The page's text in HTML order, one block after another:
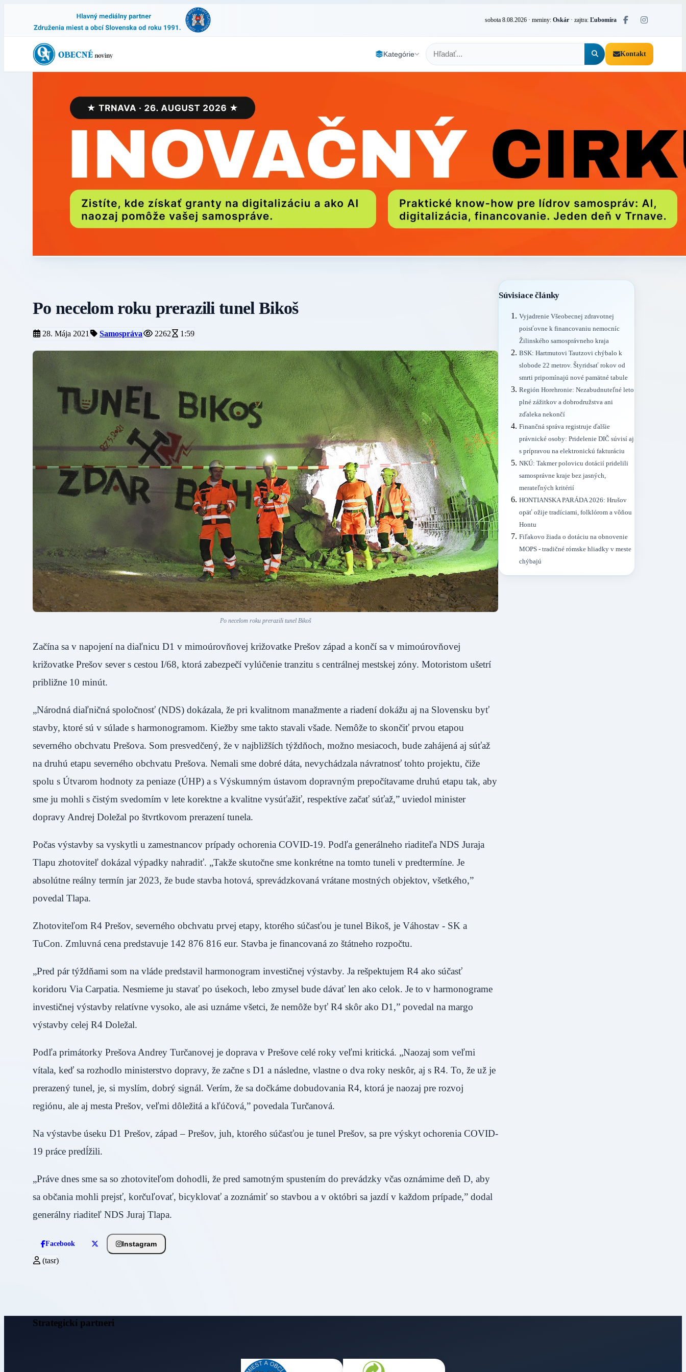
sobota 8.08.2026 · meniny: Oskár · zajtra: Ľubomíra
Kategórie Kontakt
Po necelom roku prerazili tunel Bikoš
28. Mája 2021 Samospráva 2262 1:59
Po necelom roku prerazili tunel Bikoš
Začína sa v napojení na diaľnicu D1 v mimoúrovňovej križovatke Prešov západ a končí sa v mimoúrovňovej
križovatke Prešov sever s cestou I/68, ktorá zabezpečí vylúčenie tranzitu s centrálnej mestskej zóny. Motoristom ušetrí
približne 10 minút.
„Národná diaľničná spoločnosť (NDS) dokázala, že pri kvalitnom manažmente a riadení dokážu aj na Slovensku byť
stavby, ktoré sú v súlade s harmonogramom. Kiežby sme takto stavali všade. Nemôže to skončiť prvou etapou
severného obchvatu Prešova. Som presvedčený, že v najbližších týždňoch, možno mesiacoch, bude zahájená aj súťaž
na druhú etapu severného obchvatu Prešova. Nemali sme dobré dáta, nevychádzala návratnosť tohto projektu, čiže
spolu s Útvarom hodnoty za peniaze (ÚHP) a s Výskumným ústavom dopravným prepočítavame druhú etapu tak, aby
sme ju mohli s čistým svedomím v lete korektne a kvalitne vysúťažiť, respektíve začať súťaž,” uviedol minister
dopravy Andrej Doležal po štvrtkovom prerazení tunela.
Počas výstavby sa vyskytli u zamestnancov prípady ochorenia COVID-19. Podľa generálneho riaditeľa NDS Juraja
Tlapu zhotoviteľ dokázal výpadky nahradiť. „Takže skutočne sme konkrétne na tomto tuneli v predtermíne. Je
absolútne reálny termín jar 2023, že bude stavba hotová, sprevádzkovaná vrátane mostných objektov, všetkého,”
povedal Tlapa.
Zhotoviteľom R4 Prešov, severného obchvatu prvej etapy, ktorého súčasťou je tunel Bikoš, je Váhostav - SK a
TuCon. Zmluvná cena predstavuje 142 876 816 eur. Stavba je financovaná zo štátneho rozpočtu.
„Pred pár týždňami som na vláde predstavil harmonogram investičnej výstavby. Ja rešpektujem R4 ako súčasť
koridoru Via Carpatia. Nesmieme ju stavať po úsekoch, lebo zmysel bude dávať len ako celok. Je to v harmonograme
investičnej výstavby relatívne vysoko, ale asi uznáme všetci, že nemôže byť R4 skôr ako D1,” povedal na margo
výstavby celej R4 Doležal.
Podľa primátorky Prešova Andrey Turčanovej je doprava v Prešove celé roky veľmi kritická. „Naozaj som veľmi
vítala, keď sa rozhodlo ministerstvo dopravy, že začne s D1 a následne, vlastne o dva roky neskôr, aj s R4. To, že už je
prerazený tunel, je, si myslím, dobrý signál. Verím, že sa dočkáme dobudovania R4, ktorá je naozaj pre rozvoj
regiónu, ale aj mesta Prešov, veľmi dôležitá a kľúčová,” povedala Turčanová.
Na výstavbe úseku D1 Prešov, západ – Prešov, juh, ktorého súčasťou je tunel Prešov, sa pre výskyt ochorenia COVID-
19 práce predĺžili.
„Práve dnes sme sa so zhotoviteľom dohodli, že pred samotným spustením do prevádzky včas oznámime deň D, aby
sa občania mohli prejsť, korčuľovať, bicyklovať a zoznámiť so stavbou a v októbri sa jazdí v každom prípade,” dodal
generálny riaditeľ NDS Juraj Tlapa.
Facebook Instagram
(tasr)
Súvisiace články
Vyjadrenie Všeobecnej zdravotnej
poisťovne k financovaniu nemocníc
Žilinského samosprávneho kraja
BSK: Hartmutovi Tautzovi chýbalo k
slobode 22 metrov. Štyridsať rokov od
smrti pripomínajú nové pamätné tabule
Región Horehronie: Nezabudnuteľné leto
plné zážitkov a dobrodružstva ani
zďaleka nekončí
Finančná správa registruje ďalšie
právnické osoby: Pridelenie DIČ súvisí aj
s prípravou na elektronickú fakturáciu
NKÚ: Takmer polovicu dotácií pridelili
samosprávne kraje bez jasných,
merateľných kritérií
HONTIANSKA PARÁDA 2026: Hrušov
opäť ožije tradíciami, folklórom a vôňou
Hontu
Fiľakovo žiada o dotáciu na obnovenie
MOPS - tradičné rómske hliadky v meste
chýbajú
Strategickí partneri